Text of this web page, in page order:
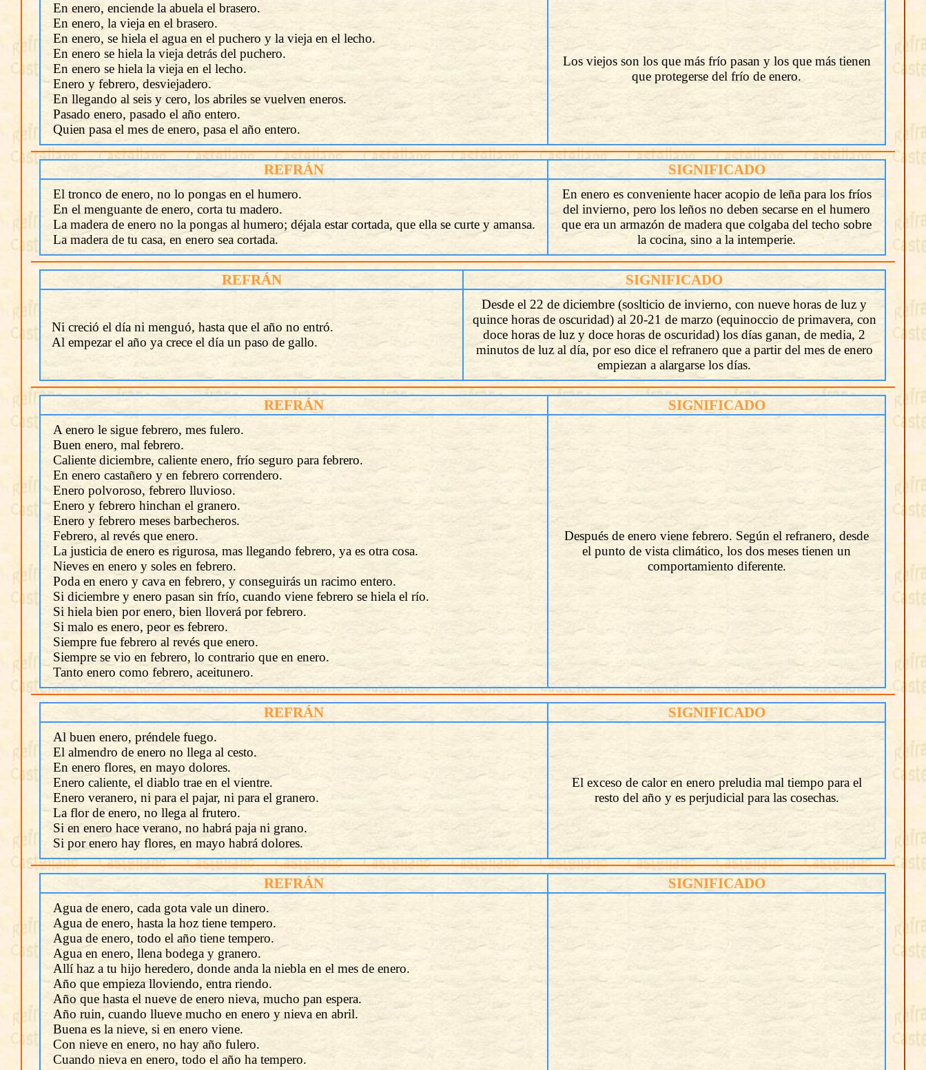
En enero, enciende la abuela el brasero.
En enero, la vieja en el brasero.
En enero, se hiela el agua en el puchero y la vieja en el lecho.
En enero se hiela la vieja detrás del puchero.
En enero se hiela la vieja en el lecho.
Enero y febrero, desviejadero.
En llegando al seis y cero, los abriles se vuelven eneros.
Pasado enero, pasado el año entero.
Quien pasa el mes de enero, pasa el año entero.
Los viejos son los que más frío pasan y los que más tienen
que protegerse del frío de enero.
REFRÁN SIGNIFICADO
El tronco de enero, no lo pongas en el humero.
En el menguante de enero, corta tu madero.
La madera de enero no la pongas al humero; déjala estar cortada, que ella se curte y amansa.
La madera de tu casa, en enero sea cortada.
En enero es conveniente hacer acopio de leña para los fríos
del invierno, pero los leños no deben secarse en el humero
que era un armazón de madera que colgaba del techo sobre
la cocina, sino a la intemperie.
REFRÁN SIGNIFICADO
Ni creció el día ni menguó, hasta que el año no entró.
Al empezar el año ya crece el día un paso de gallo.
Desde el 22 de diciembre (soslticio de invierno, con nueve horas de luz y
quince horas de oscuridad) al 20-21 de marzo (equinoccio de primavera, con
doce horas de luz y doce horas de oscuridad) los días ganan, de media, 2
minutos de luz al día, por eso dice el refranero que a partir del mes de enero
empiezan a alargarse los días.
REFRÁN SIGNIFICADO
A enero le sigue febrero, mes fulero.
Buen enero, mal febrero.
Caliente diciembre, caliente enero, frío seguro para febrero.
En enero castañero y en febrero correndero.
Enero polvoroso, febrero lluvioso.
Enero y febrero hinchan el granero.
Enero y febrero meses barbecheros.
Febrero, al revés que enero.
La justicia de enero es rigurosa, mas llegando febrero, ya es otra cosa.
Nieves en enero y soles en febrero.
Poda en enero y cava en febrero, y conseguirás un racimo entero.
Si diciembre y enero pasan sin frío, cuando viene febrero se hiela el río.
Si hiela bien por enero, bien lloverá por febrero.
Si malo es enero, peor es febrero.
Siempre fue febrero al revés que enero.
Siempre se vio en febrero, lo contrario que en enero.
Tanto enero como febrero, aceitunero.
Después de enero viene febrero. Según el refranero, desde
el punto de vista climático, los dos meses tienen un
comportamiento diferente.
REFRÁN SIGNIFICADO
Al buen enero, préndele fuego.
El almendro de enero no llega al cesto.
En enero flores, en mayo dolores.
Enero caliente, el diablo trae en el vientre.
Enero veranero, ni para el pajar, ni para el granero.
La flor de enero, no llega al frutero.
Si en enero hace verano, no habrá paja ni grano.
Si por enero hay flores, en mayo habrá dolores.
El exceso de calor en enero preludia mal tiempo para el
resto del año y es perjudicial para las cosechas.
REFRÁN SIGNIFICADO
Agua de enero, cada gota vale un dinero.
Agua de enero, hasta la hoz tiene tempero.
Agua de enero, todo el año tiene tempero.
Agua en enero, llena bodega y granero.
Allí haz a tu hijo heredero, donde anda la niebla en el mes de enero.
Año que empieza lloviendo, entra riendo.
Año que hasta el nueve de enero nieva, mucho pan espera.
Año ruin, cuando llueve mucho en enero y nieva en abril.
Buena es la nieve, si en enero viene.
Con nieve en enero, no hay año fulero.
Cuando nieva en enero, todo el año ha tempero.